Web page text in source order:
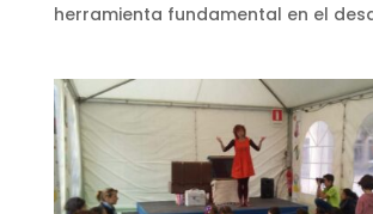
herramienta fundamental en el